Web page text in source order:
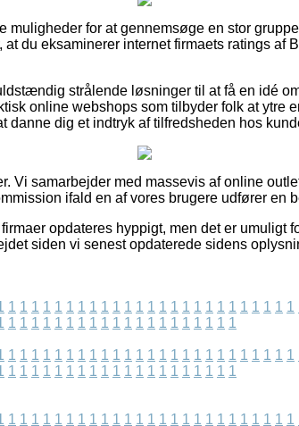
muligheder for at gennemsøge en stor
at du eksaminerer internet firmaets ratings af
strålende løsninger til at få en idé
online webshops som tilbyder folk at ytre
danne dig et indtryk af tilfredsheden hos
Vi samarbejder med massevis af online
ifald en af vores brugere udfører en
opdateres hyppigt, men det er umuligt
siden vi senest opdaterede sidens
1 1 1 1 1 1 1 1 1 1 1 1 1 1 1 1 1 1 1 1 1 1 1 1 1
1 1 1 1 1 1 1 1 1 1 1 1 1 1 1 1 1 1 1 1
1 1 1 1 1 1 1 1 1 1 1 1 1 1 1 1 1 1 1 1 1 1 1 1 1
1 1 1 1 1 1 1 1 1 1 1 1 1 1 1 1 1 1 1 1
1 1 1 1 1 1 1 1 1 1 1 1 1 1 1 1 1 1 1 1 1 1 1 1 1